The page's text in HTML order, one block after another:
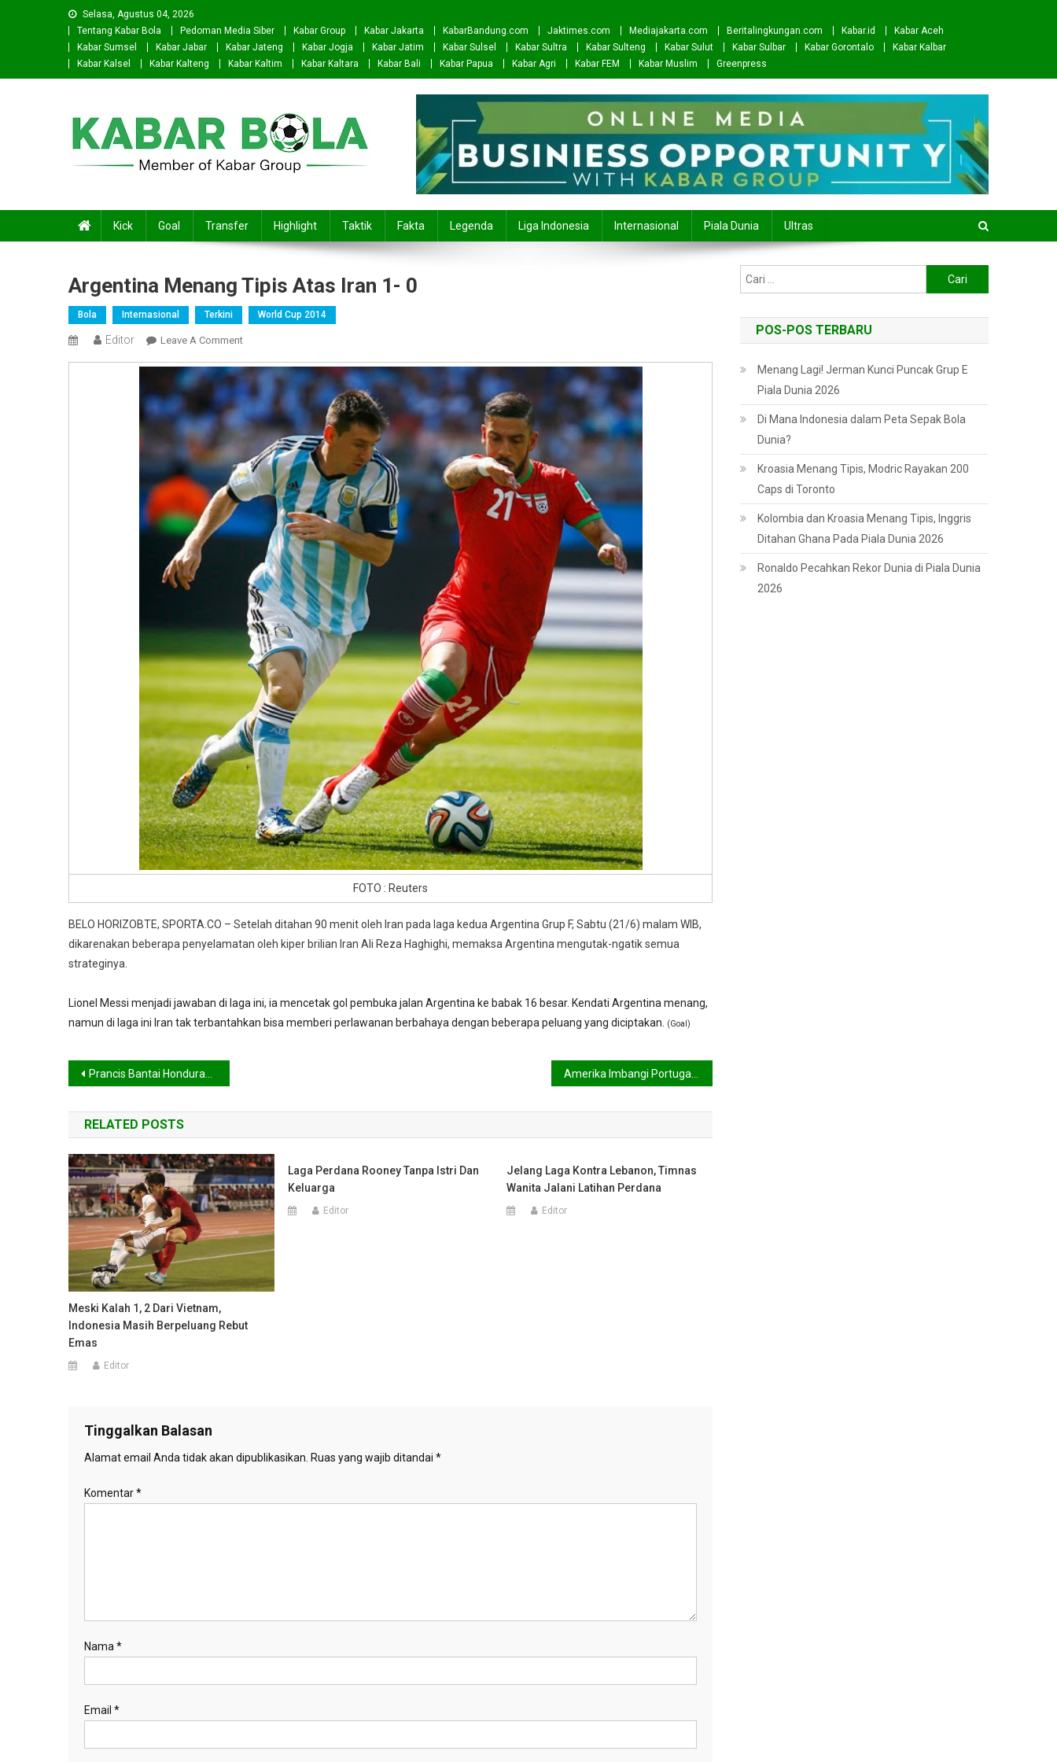
Selasa, Agustus 04, 2026
Tentang Kabar Bola
Pedoman Media Siber Kabar Group Kabar Jakarta KabarBandung.com Jaktimes.com Mediajakarta.com Beritalingkungan.com Kabar.id
Kabar Aceh
Kabar Sumsel
Kabar Jabar Kabar Jateng Kabar Jogja Kabar Jatim Kabar Sulsel Kabar Sultra Kabar Sulteng Kabar Sulut Kabar Sulbar Kabar Gorontalo
Kabar Kalbar
Kabar Kalsel
Kabar Kalteng Kabar Kaltim Kabar Kaltara Kabar Bali Kabar Papua Kabar Agri Kabar FEM Kabar Muslim Greenpress
Kick Goal Transfer Highlight Taktik Fakta Legenda Liga Indonesia Internasional Piala Dunia Ultras
Argentina Menang Tipis Atas Iran 1- 0
Bola Internasional Terkini World Cup 2014
Editor Leave A CommentOn
Menang
Tipis
Atas
Iran
0
FOTO : Reuters
BELO HORIZOBTE, SPORTA.CO – Setelah ditahan 90 menit oleh Iran pada laga kedua Argentina Grup F, Sabtu (21/6) malam WIB,
dikarenakan beberapa penyelamatan oleh kiper brilian Iran Ali Reza Haghighi, memaksa Argentina mengutak-ngatik semua
strateginya.
Lionel Messi menjadi jawaban di laga ini, ia mencetak gol pembuka jalan Argentina ke babak 16 besar. Kendati Argentina menang,
namun di laga ini Iran tak terbantahkan bisa memberi perlawanan berbahaya dengan beberapa peluang yang diciptakan.
(Goal)
Navigasi
pos
Prancis Bantai Honduras 5-2
RELATED POSTS
Meski Kalah 1, 2 Dari Vietnam,
Indonesia Masih Berpeluang Rebut
Emas
Editor
Laga Perdana Rooney Tanpa Istri Dan
Keluarga
Editor
Jelang Laga Kontra Lebanon, Timnas
Wanita Jalani Latihan Perdana
Editor
Tinggalkan Balasan
Alamat email Anda tidak akan dipublikasikan. Ruas yang wajib ditandai *
Komentar*
Nama *
Email *
untuk:
POS-POS TERBARU
Menang Lagi! Jerman Kunci Puncak Grup E
Piala Dunia 2026
Di Mana Indonesia dalam Peta Sepak Bola
Dunia?
Kroasia Menang Tipis, Modric Rayakan 200
Caps di Toronto
Kolombia dan Kroasia Menang Tipis, Inggris
Ditahan Ghana Pada Piala Dunia 2026
Ronaldo Pecahkan Rekor Dunia di Piala Dunia
2026